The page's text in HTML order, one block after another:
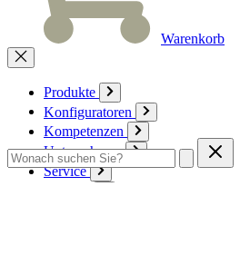
Warenkorb
Produkte
Konfiguratoren
Kompetenzen
Unternehmen
Service